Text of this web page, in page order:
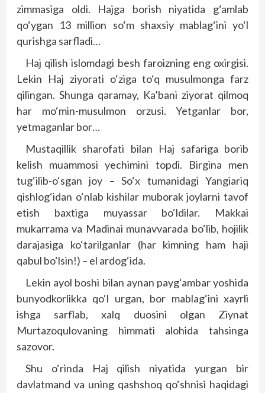
zimmasiga oldi. Hajga borish niyatida g‘amlab
qo‘ygan 13 million so‘m shaxsiy mablag‘ini yo‘l
qurishga sarfladi…
Haj qilish islomdagi besh faroizning eng oxirgisi.
Lekin Haj ziyorati o‘ziga to‘q musulmonga farz
qilingan. Shunga qaramay, Ka’bani ziyorat qilmoq
har mo‘min-musulmon orzusi. Yetganlar bor,
yetmaganlar bor…
Mustaqillik sharofati bilan Haj safariga borib
kelish muammosi yechimini topdi. Birgina men
tug‘ilib-o‘sgan joy – So‘x tumanidagi Yangiariq
qishlog‘idan o‘nlab kishilar muborak joylarni tavof
etish baxtiga muyassar bo‘ldilar. Makkai
mukarrama va Madinai munavvarada bo‘lib, hojilik
darajasiga ko‘tarilganlar (har kimning ham haji
qabul bo‘lsin!) – el ardog‘ida.
Lekin ayol boshi bilan aynan payg‘ambar yoshida
bunyodkorlikka qo‘l urgan, bor mablag‘ini xayrli
ishga sarflab, xalq duosini olgan Ziynat
Murtazoqulovaning himmati alohida tahsinga
sazovor.
Shu o‘rinda Haj qilish niyatida yurgan bir
davlatmand va uning qashshoq qo‘shnisi haqidagi